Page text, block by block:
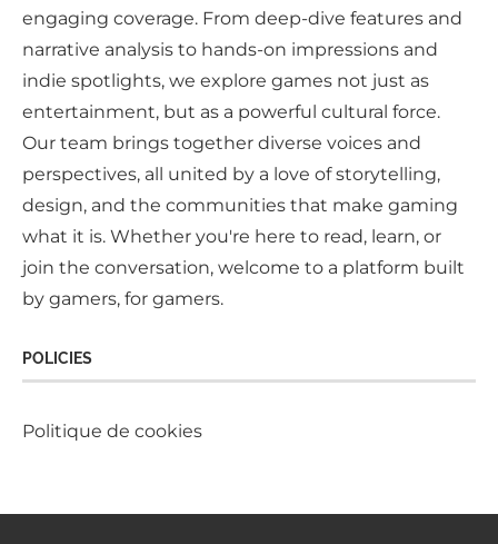
engaging coverage. From deep-dive features and
narrative analysis to hands-on impressions and
indie spotlights, we explore games not just as
entertainment, but as a powerful cultural force.
Our team brings together diverse voices and
perspectives, all united by a love of storytelling,
design, and the communities that make gaming
what it is. Whether you're here to read, learn, or
join the conversation, welcome to a platform built
by gamers, for gamers.
POLICIES
Politique de cookies